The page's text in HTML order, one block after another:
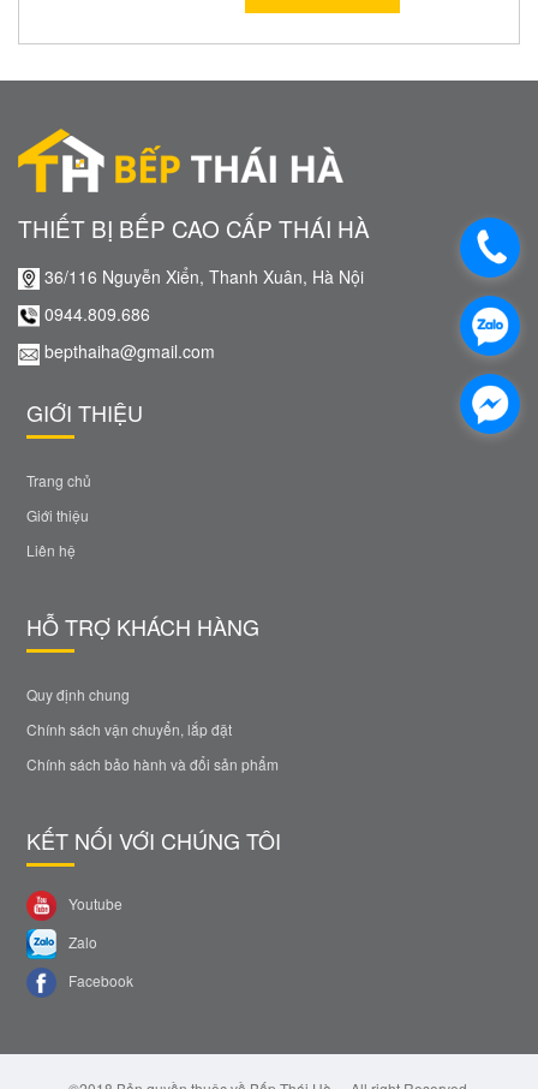
THIẾT BỊ BẾP CAO CẤP THÁI HÀ
36/116 Nguyễn Xiển, Thanh Xuân, Hà Nội
0944.809.686
bepthaiha@gmail.com
GIỚI THIỆU
Trang chủ
Giới thiệu
Liên hệ
HỖ TRỢ KHÁCH HÀNG
Quy định chung
Chính sách vận chuyển, lắp đặt
Chính sách bảo hành và đổi sản phẩm
KẾT NỐI VỚI CHÚNG TÔI
Youtube
Zalo
Facebook